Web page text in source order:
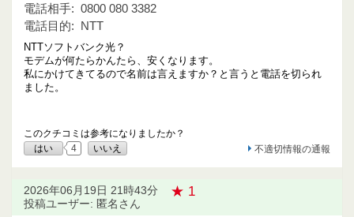
電話相手: 0800 080 3382
電話目的: NTT
NTTソフトバンク光？
モデムが何たらかんたら、安くなります。
私にかけてきてるので名前は言えますか？と言うと電話を切られ
ました。
このクチコミは参考になりましたか？
はい
4 いいえ 不適切情報の通報
2026年06月19日 21時43分 ★ 1
投稿ユーザー: 匿名さん